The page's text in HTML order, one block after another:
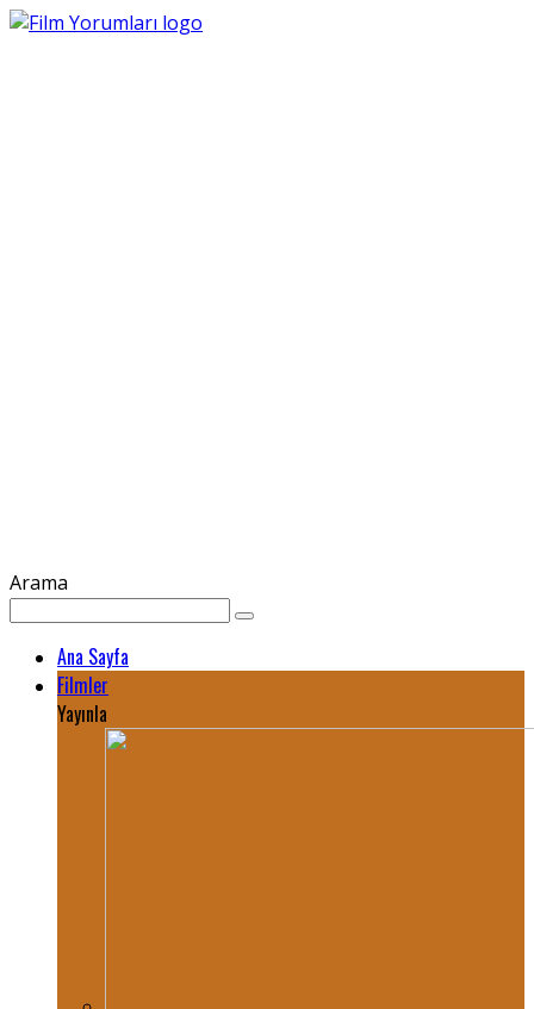
Arama
Ana Sayfa
Filmler
Yayınla